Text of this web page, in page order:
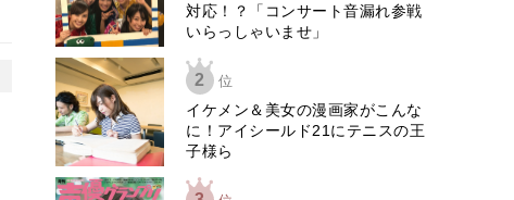
対応！？「コンサート音漏れ参戦
いらっしゃいませ」
2 位
イケメン＆美女の漫画家がこんな
に！アイシールド21にテニスの王
子様ら